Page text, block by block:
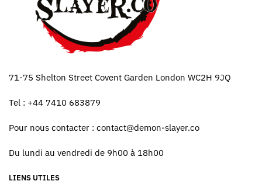
71-75 Shelton Street Covent Garden London WC2H 9JQ
Tel : +44 7410 683879
Pour nous contacter : contact@demon-slayer.co
Du lundi au vendredi de 9h00 à 18h00
LIENS UTILES